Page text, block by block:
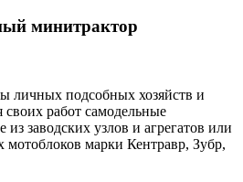
минитрактор
личных подсобных хозяйств и
работ самодельные
заводских узлов и агрегатов или
мотоблоков марки Кентравр, Зубр,